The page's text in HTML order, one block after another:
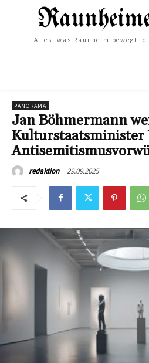
Alles, was Raunheim bewegt:
PANORAMA
Jan Böhmermann
Kulturstaatsminister
redaktion 29.09.2025